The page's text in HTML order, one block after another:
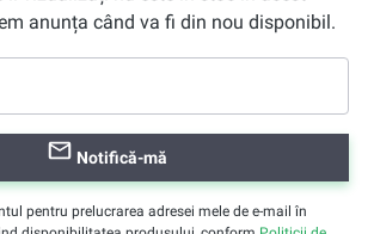
anunța când va fi din nou disponibil.
Notifică-mă
pentru prelucrarea adresei mele de e-mail în